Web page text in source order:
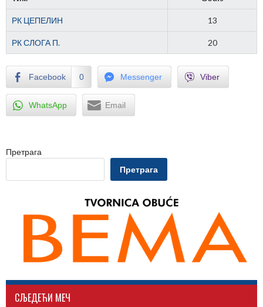
РК ЦЕПЕЛИН 13
РК СЛОГА П. 20
Facebook 0 Messenger Viber
WhatsApp Email
Претрага
Претрага
CЉЕДЕЋИ МЕЧ